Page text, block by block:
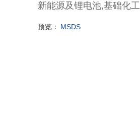
新能源及锂电池,基础化工
预览： MSDS